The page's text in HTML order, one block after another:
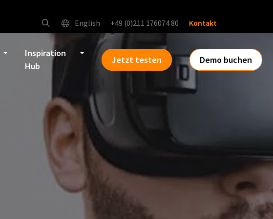
English +49 (0)211 176074 80 Kontakt
Inspiration
Hub
Jetzt testen Demo buchen